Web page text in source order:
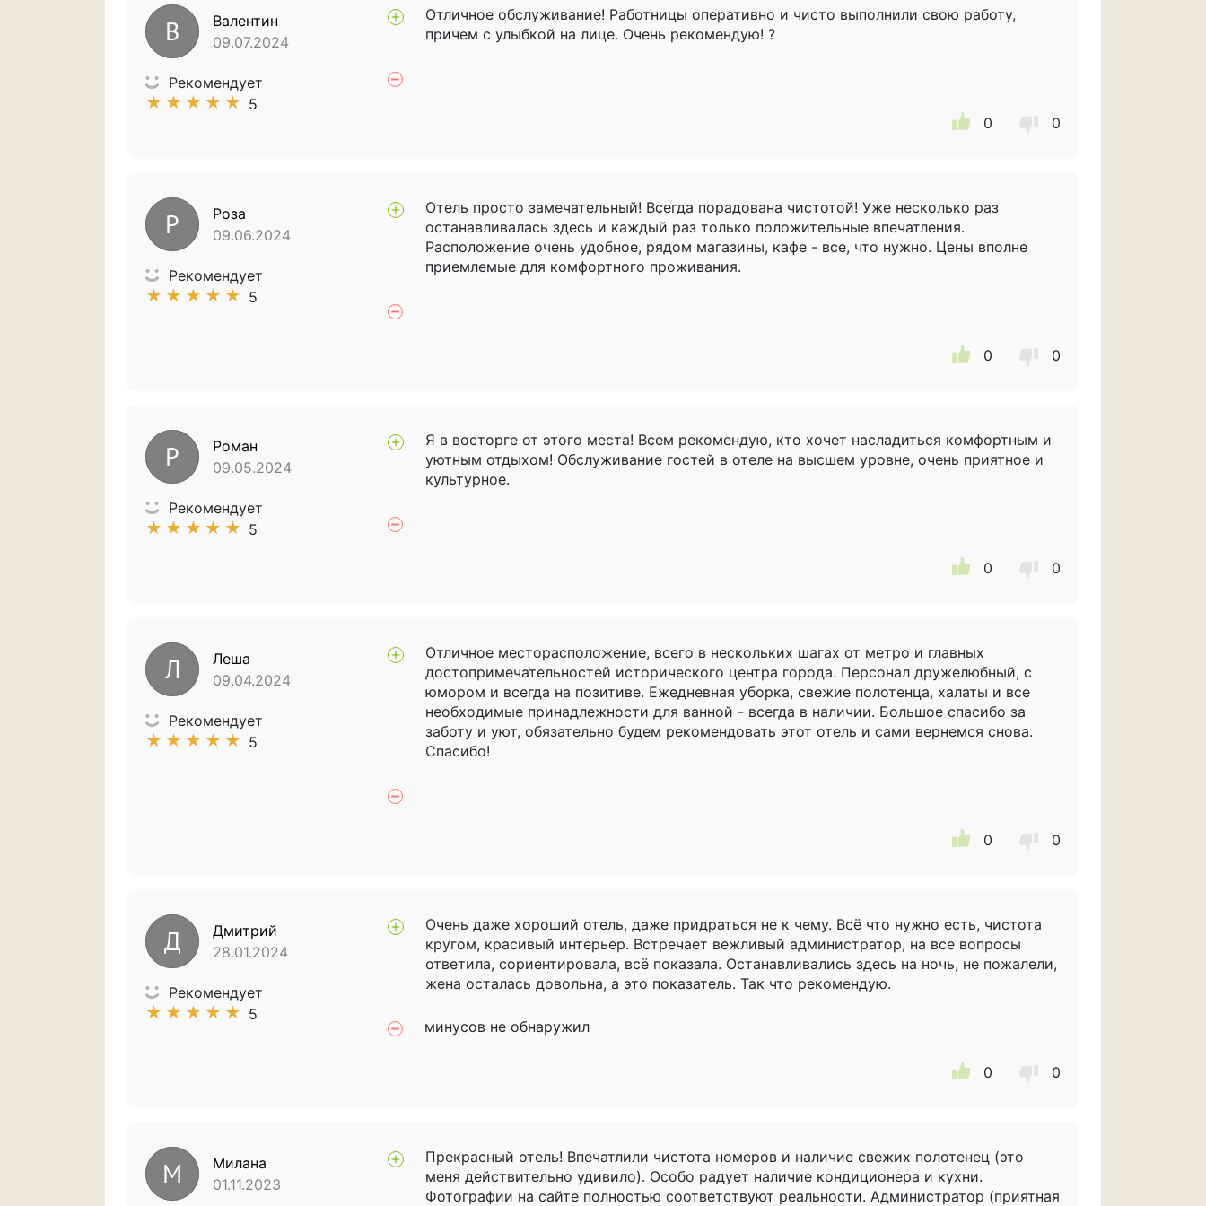
В
Валентин
09.07.2024
Рекомендует
★ ★ ★ ★ ★ 5
Отличное обслуживание! Работницы оперативно и чисто выполнили свою работу,
причем с улыбкой на лице. Очень рекомендую! ?
0 0
Р
Роза
09.06.2024
Рекомендует
★ ★ ★ ★ ★ 5
Отель просто замечательный! Всегда порадована чистотой! Уже несколько раз
останавливалась здесь и каждый раз только положительные впечатления.
Расположение очень удобное, рядом магазины, кафе - все, что нужно. Цены вполне
приемлемые для комфортного проживания.
0 0
Р
Роман
09.05.2024
Рекомендует
★ ★ ★ ★ ★ 5
Я в восторге от этого места! Всем рекомендую, кто хочет насладиться комфортным и
уютным отдыхом! Обслуживание гостей в отеле на высшем уровне, очень приятное и
культурное.
0 0
Л
Леша
09.04.2024
Рекомендует
★ ★ ★ ★ ★ 5
Отличное месторасположение, всего в нескольких шагах от метро и главных
достопримечательностей исторического центра города. Персонал дружелюбный, с
юмором и всегда на позитиве. Ежедневная уборка, свежие полотенца, халаты и все
необходимые принадлежности для ванной - всегда в наличии. Большое спасибо за
заботу и уют, обязательно будем рекомендовать этот отель и сами вернемся снова.
Спасибо!
0 0
Д
Дмитрий
28.01.2024
Рекомендует
★ ★ ★ ★ ★ 5
Очень даже хороший отель, даже придраться не к чему. Всё что нужно есть, чистота
кругом, красивый интерьер. Встречает вежливый администратор, на все вопросы
ответила, сориентировала, всё показала. Останавливались здесь на ночь, не пожалели,
жена осталась довольна, а это показатель. Так что рекомендую.
минусов не обнаружил
0 0
М
Милана
01.11.2023
Прекрасный отель! Впечатлили чистота номеров и наличие свежих полотенец (это
меня действительно удивило). Особо радует наличие кондиционера и кухни.
Фотографии на сайте полностью соответствуют реальности. Администратор (приятная